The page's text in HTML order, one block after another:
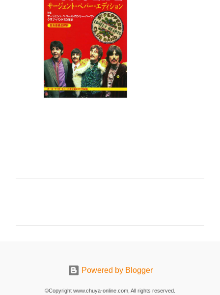
Powered by Blogger
©Copyright www.chuya-online.com, All rights reserved.